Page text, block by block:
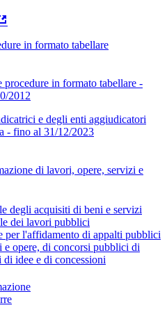
in formato tabellare
in formato tabellare -
2012
e degli enti aggiudicatori
- fino al 31/12/2023
di lavori, opere, servizi e
degli acquisiti di beni e servizi
dei lavori pubblici
per l'affidamento di appalti pubblici
opere, di concorsi pubblici di
idee e di concessioni